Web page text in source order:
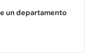
un departamento